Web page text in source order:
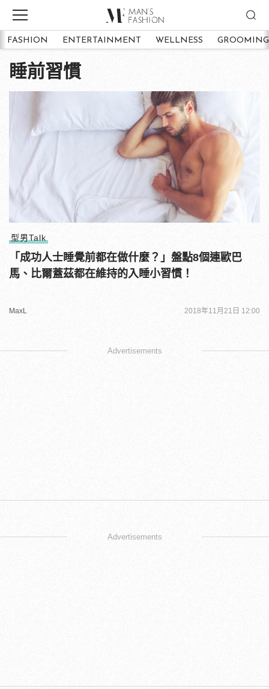
FASHION ENTERTAINMENT WELLNESS GROOMING
睡前習慣
型男Talk
「成功人士睡覺前都在做什麼？」盤點8個連歐巴
馬、比爾蓋茲都在維持的入睡小習慣！
MaxL 2018年11月21日 12:00
Advertisements
Advertisements